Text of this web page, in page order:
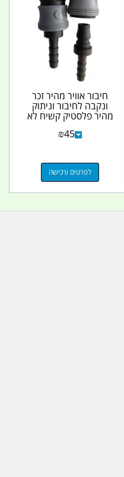
חיבור אוויר מהיר זכר
ונקבה לחיבור וניתוק
מהיר פלסטיק קשיח לא
מחליד קמפינג לייף
₪45
לפרטים ורכישה